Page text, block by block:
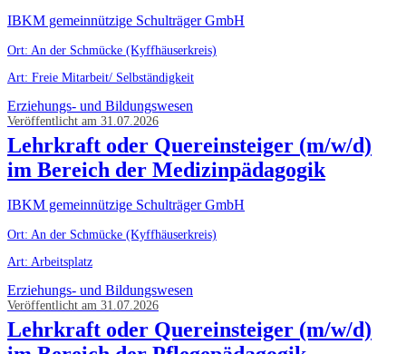
IBKM gemeinnützige Schulträger GmbH
Ort: An der Schmücke (Kyffhäuserkreis)
Art: Freie Mitarbeit/ Selbständigkeit
Erziehungs- und Bildungswesen
Veröffentlicht am 31.07.2026
Lehrkraft oder Quereinsteiger (m/w/d)
im Bereich der Medizinpädagogik
IBKM gemeinnützige Schulträger GmbH
Ort: An der Schmücke (Kyffhäuserkreis)
Art: Arbeitsplatz
Erziehungs- und Bildungswesen
Veröffentlicht am 31.07.2026
Lehrkraft oder Quereinsteiger (m/w/d)